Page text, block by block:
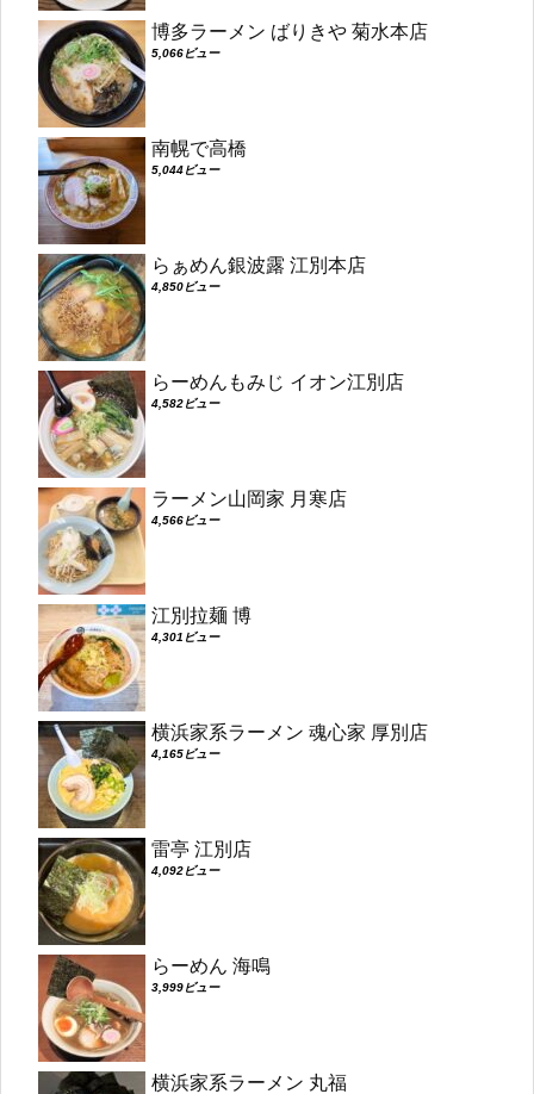
博多ラーメン ばりきや 菊水本店
5,066ビュー
南幌で高橋
5,044ビュー
らぁめん銀波露 江別本店
4,850ビュー
らーめんもみじ イオン江別店
4,582ビュー
ラーメン山岡家 月寒店
4,566ビュー
江別拉麺 博
4,301ビュー
横浜家系ラーメン 魂心家 厚別店
4,165ビュー
雷亭 江別店
4,092ビュー
らーめん 海鳴
3,999ビュー
横浜家系ラーメン 丸福